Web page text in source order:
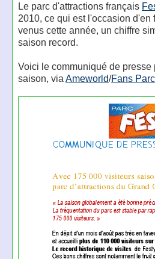
Le parc d'attractions français
2010, ce qui est l'occasion
venus cette année, un chiffre
saison record.
Voici le communiqué de
saison, via Ameworld/Fans